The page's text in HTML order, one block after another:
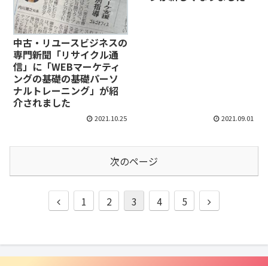
中古・リユースビジネスの
専門新聞「リサイクル通
信」に「WEBマーケティ
ングの基礎の基礎パーソ
ナルトレーニング」が紹
介されました
2021.10.25 2021.09.01
次のページ
前
1 2 3 4 5
次